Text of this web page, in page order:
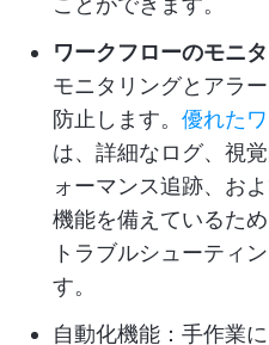
ワークフローのモニタ
モニタリングとアラ
防止します。 優れた
は、詳細なログ、視
ォーマンス追跡、お
機能を備えているた
トラブルシューティ
す。
自動化機能：手作業